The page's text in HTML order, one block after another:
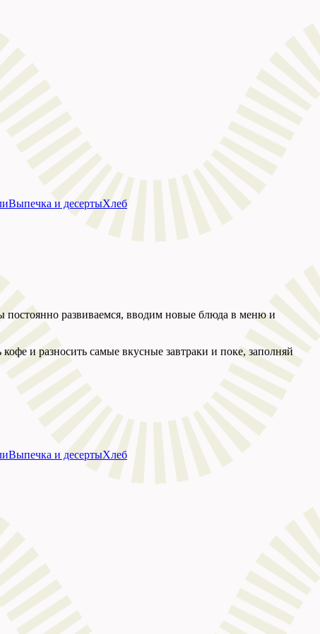
Выпечка и десертыХлеб
развиваемся, вводим новые блюда в меню и
и разносить самые вкусные завтраки и поке, заполняй
Выпечка и десертыХлеб